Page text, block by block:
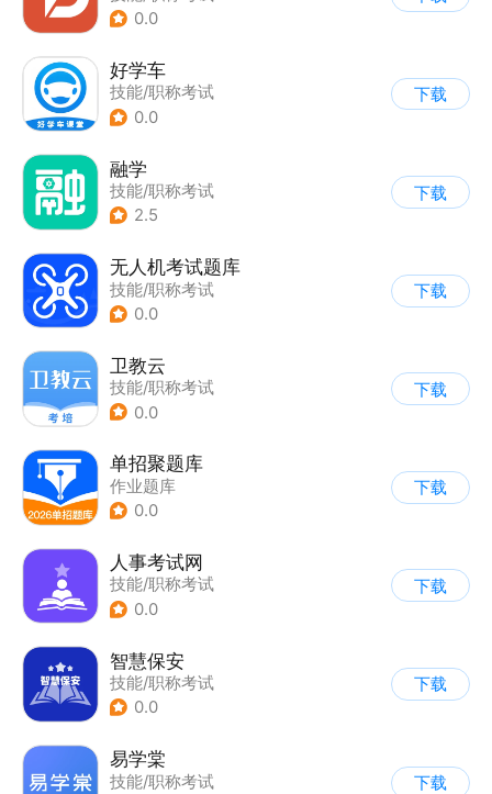
0.0
好学车
技能/职称考试
0.0
下载
融学
技能/职称考试
2.5
下载
无人机考试题库
技能/职称考试
0.0
下载
卫教云
技能/职称考试
0.0
下载
单招聚题库
作业题库
0.0
下载
人事考试网
技能/职称考试
0.0
下载
智慧保安
技能/职称考试
0.0
下载
易学棠
技能/职称考试
下载